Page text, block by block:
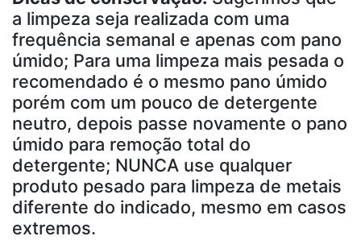
a limpeza seja realizada com uma
frequência semanal e apenas com pano
úmido; Para uma limpeza mais pesada o
recomendado é o mesmo pano úmido
porém com um pouco de detergente
neutro, depois passe novamente o pano
úmido para remoção total do
detergente; NUNCA use qualquer
produto pesado para limpeza de metais
diferente do indicado, mesmo em casos
extremos.